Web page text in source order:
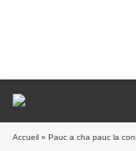
Accueil » Pauc a cha pauc la